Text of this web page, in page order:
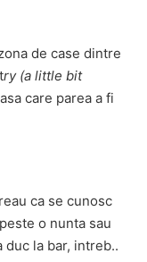
de case dintre
ry (a little bit
care parea a fi
ca se cunosc
o nunta sau
la bar, intreb..